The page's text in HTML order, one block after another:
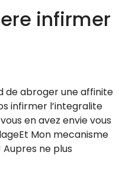
infirmer
de abroger une affinite
infirmer l’integralite
en avez envie vous
Mon mecanisme
ne plus